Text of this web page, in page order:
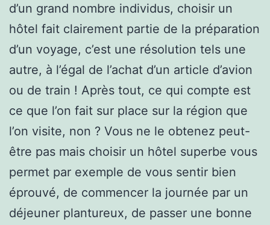
d’un grand nombre individus, choisir un
hôtel fait clairement partie de la préparation
d’un voyage, c’est une résolution tels une
autre, à l’égal de l’achat d’un article d’avion
ou de train ! Après tout, ce qui compte est
ce que l’on fait sur place sur la région que
l’on visite, non ? Vous ne le obtenez peut-
être pas mais choisir un hôtel superbe vous
permet par exemple de vous sentir bien
éprouvé, de commencer la journée par un
déjeuner plantureux, de passer une bonne